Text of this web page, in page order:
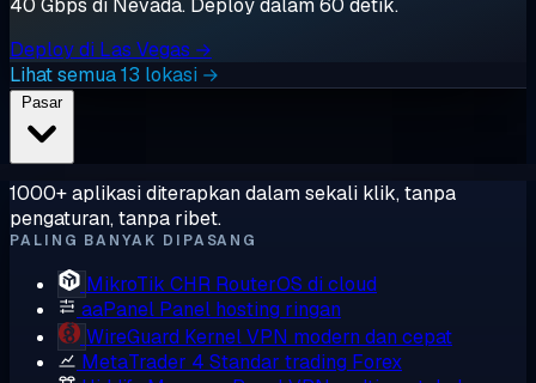
40 Gbps di Nevada. Deploy dalam 60 detik.
Deploy di Las Vegas →
Lihat semua 13 lokasi →
Pasar
1000+ aplikasi diterapkan dalam sekali klik, tanpa
pengaturan, tanpa ribet.
PALING BANYAK DIPASANG
MikroTik CHR RouterOS di cloud
aaPanel Panel hosting ringan
WireGuard Kernel VPN modern dan cepat
MetaTrader 4 Standar trading Forex